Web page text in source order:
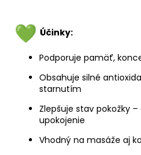
Účinky:
Podporuje pamäť,
Obsahuje silné
starnutím
Zlepšuje stav pokožky
upokojenie
Vhodný na masáže aj